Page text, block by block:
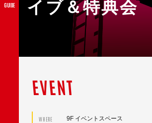
GUIDE
イブ＆特典会
EVENT
WHERE 9F イベントスペース